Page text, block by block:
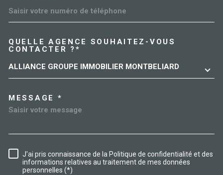
QUELLE AGENCE SOUHAITEZ-VOUS
CONTACTER ?*
ALLIANCE GROUPE IMMOBILIER MONTBELIARD
MESSAGE *
RÈGLEMENTATION
J'ai pris connaissance de la Politique de confidentialité et des
informations relatives au traitement de mes données
personnelles (*)